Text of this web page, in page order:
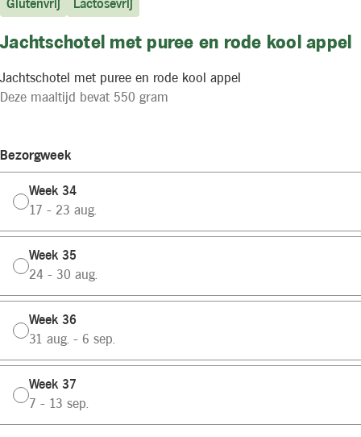
Glutenvrij Lactosevrij
Jachtschotel met puree en rode kool appel
Jachtschotel met puree en rode kool appel
Deze maaltijd bevat 550 gram
Bezorgweek
Week 34
17 - 23 aug.
Week 35
24 - 30 aug.
Week 36
31 aug. - 6 sep.
Week 37
7 - 13 sep.